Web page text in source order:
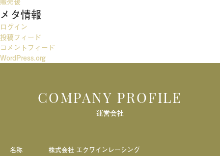
シ
ョ
ン
メタ情報
ログイン
投稿フィード
コメントフィード
WordPress.org
COMPANY PROFILE
運営会社
名称 株式会社 エクワインレーシング